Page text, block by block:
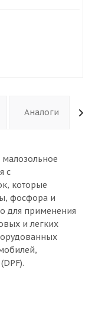
Аналоги
малозольное
с
которые
фосфора и
для применения
и легких